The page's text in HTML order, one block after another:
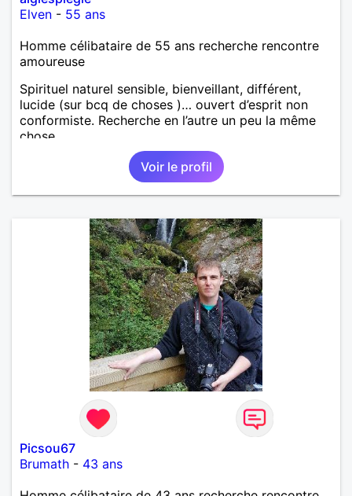
Elven - 55 ans
Homme célibataire de 55 ans recherche rencontre
amoureuse
Spirituel naturel sensible, bienveillant, différent,
lucide (sur bcq de choses )… ouvert d’esprit non
conformiste. Recherche en l’autre un peu la même
chose…
Voir le profil
Picsou67
Brumath - 43 ans